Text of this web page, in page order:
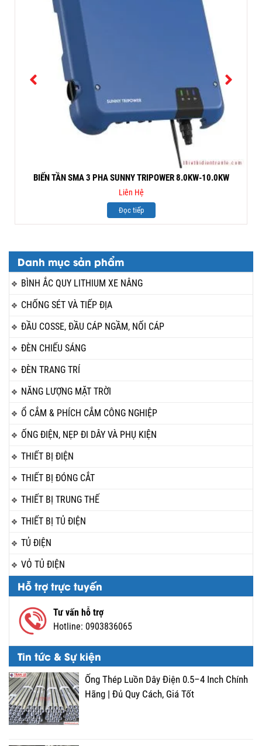
Danh mục sản phẩm
BÌNH ẮC QUY LITHIUM XE NÂNG
CHỐNG SÉT VÀ TIẾP ĐỊA
ĐẦU COSSE, ĐẦU CÁP NGẦM, NỐI CÁP
ĐÈN CHIẾU SÁNG
ĐÈN TRANG TRÍ
NĂNG LƯỢNG MẶT TRỜI
Ổ CẮM & PHÍCH CẮM CÔNG NGHIỆP
ỐNG ĐIỆN, NẸP ĐI DÂY VÀ PHỤ KIỆN
THIẾT BỊ ĐIỆN
THIẾT BỊ ĐÓNG CẮT
THIẾT BỊ TRUNG THẾ
THIẾT BỊ TỦ ĐIỆN
TỦ ĐIỆN
VỎ TỦ ĐIỆN
Hỗ trợ trực tuyến
Tư vấn hỗ trợ
Hotline: 0903836065
Tin tức & Sự kiện
Ống Thép Luồn Dây Điện 0.5–4 Inch Chính
Hãng | Đủ Quy Cách, Giá Tốt
BIẾN TẦN SMA 3 PHA SUNNY TRIPOWER 8.0KW-10.0KW
Liên Hệ
Đọc tiếp